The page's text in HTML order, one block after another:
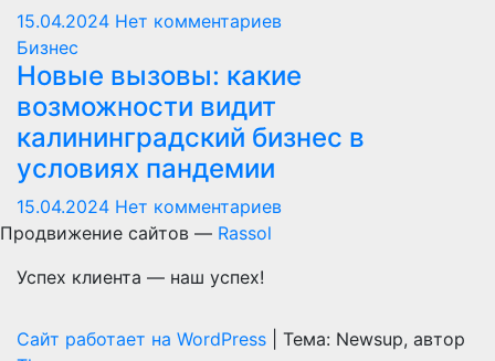
15.04.2024 Нет комментариев
Бизнес
Новые вызовы: какие
возможности видит
калининградский бизнес в
условиях пандемии
15.04.2024 Нет комментариев
Продвижение сайтов — Rassol
Успех клиента — наш успех!
Сайт работает на WordPress
Тема: Newsup, автор